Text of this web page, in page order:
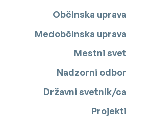
Občinska uprava
Medobčinska uprava
Mestni svet
Nadzorni odbor
Državni svetnik/ca
Projekti